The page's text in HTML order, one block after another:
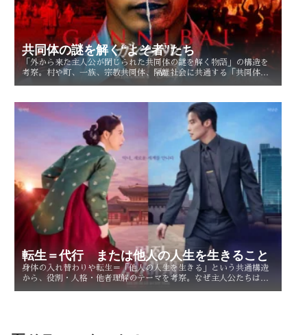
共同体の謎を解く“よそ者”たち
「外から来た主人公が閉じられた共同体の謎を解く物語」の構造を
考察。村や町、一族、宗教共同体、隔離社会に共通する「共同体の
転生＝代行 または他人の人生を生きること
身体の入れ替わりや転生＝「他人の人生を生きる」という共通構造
から、役割・人格・他者理解のテーマを考察。なぜ主人公たちは他